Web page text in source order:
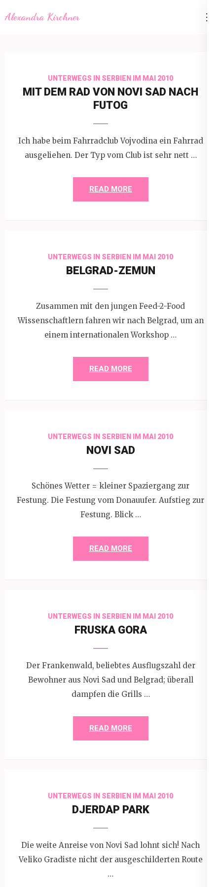
toAlexandra Kirchner
UNTERWEGS IN SERBIEN IM MAI 2010
MIT DEM RAD VON NOVI SAD NACH
FUTOG
Ich habe beim Fahrradclub Vojvodina ein Fahrrad
ausgeliehen. Der Typ vom Club ist sehr nett …
READ MORE
UNTERWEGS IN SERBIEN IM MAI 2010
BELGRAD-ZEMUN
Zusammen mit den jungen Feed-2-Food
Wissenschaftlern fahren wir nach Belgrad, um an
einem internationalen Workshop …
READ MORE
UNTERWEGS IN SERBIEN IM MAI 2010
NOVI SAD
Schönes Wetter = kleiner Spaziergang zur
Festung. Die Festung vom Donauufer. Aufstieg zur
Festung. Blick …
READ MORE
UNTERWEGS IN SERBIEN IM MAI 2010
FRUSKA GORA
Der Frankenwald, beliebtes Ausflugszahl der
Bewohner aus Novi Sad und Belgrad; überall
dampfen die Grills …
READ MORE
UNTERWEGS IN SERBIEN IM MAI 2010
DJERDAP PARK
Die weite Anreise von Novi Sad lohnt sich! Nach
Veliko Gradiste nicht der ausgeschilderten Route
…